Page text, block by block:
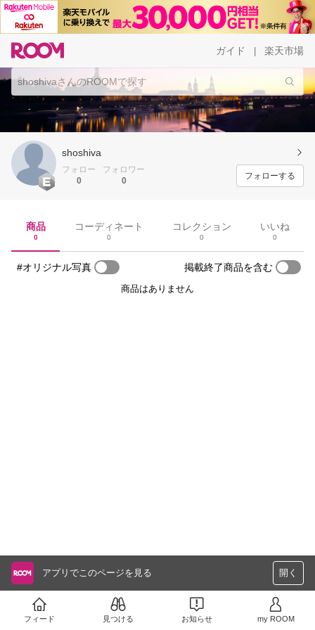
ガイド 楽天市場
shoshiva
フォロー
0
フォロワー
0
フォローする
商品
0
コーディネート
0
コレクション
0
いいね
0
#オリジナル写真 掲載終了商品を含む
商品はありません
アプリでこのページを見る 開く
フィード 見つける お知らせ my ROOM